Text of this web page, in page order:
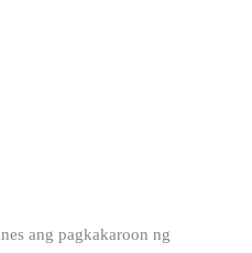
ang pagkakaroon ng